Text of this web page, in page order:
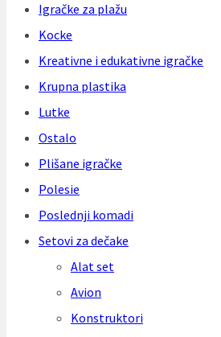
Igračke za plažu
Kocke
Kreativne i edukativne igračke
Krupna plastika
Lutke
Ostalo
Plišane igračke
Polesie
Poslednji komadi
Setovi za dečake
Alat set
Avion
Konstruktori